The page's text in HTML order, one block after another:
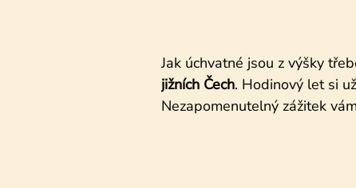
Jak úchvatné jsou z výšky
jižních Čech. Hodinový let si
Nezapomenutelný zážitek